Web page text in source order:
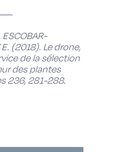
ESCOBAR-
E. (2018). Le drone,
de la sélection
des plantes
236, 281-288.